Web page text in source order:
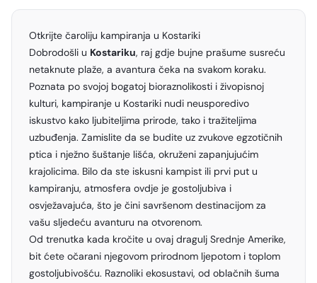
Otkrijte čaroliju kampiranja u Kostariki
Dobrodošli u Kostariku, raj gdje bujne prašume susreću
netaknute plaže, a avantura čeka na svakom koraku.
Poznata po svojoj bogatoj bioraznolikosti i živopisnoj
kulturi, kampiranje u Kostariki nudi neusporedivo
iskustvo kako ljubiteljima prirode, tako i tražiteljima
uzbuđenja. Zamislite da se budite uz zvukove egzotičnih
ptica i nježno šuštanje lišća, okruženi zapanjujućim
krajolicima. Bilo da ste iskusni kampist ili prvi put u
kampiranju, atmosfera ovdje je gostoljubiva i
osvježavajuća, što je čini savršenom destinacijom za
vašu sljedeću avanturu na otvorenom.
Od trenutka kada kročite u ovaj dragulj Srednje Amerike,
bit ćete očarani njegovom prirodnom ljepotom i toplom
gostoljubivošću. Raznoliki ekosustavi, od oblačnih šuma